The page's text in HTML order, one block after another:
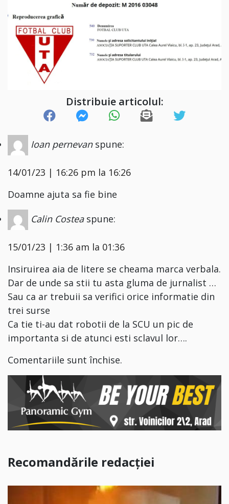
Distribuie articolul:
Ioan pernevan spune:
14/01/23 | 16:26 pm la 16:26
Doamne ajuta sa fie bine
Calin Costea spune:
15/01/23 | 1:36 am la 01:36
Insiruirea aia de litere se cheama marca verbala.
Dar de unde sa stii tu asta gluma de jurnalist …
Sau ca ar trebuii sa verifici orice informatie din
trei surse
Ca tie ti-au dat robotii de la SCU un pic de
importanta si de atunci esti sclavul lor….
Comentariile sunt închise.
Recomandările redacției